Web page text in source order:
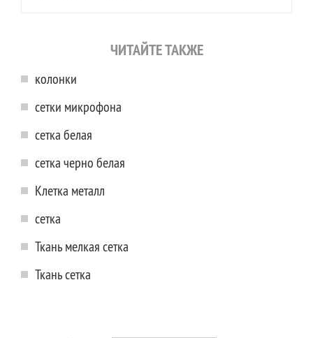
ЧИТАЙТЕ ТАКЖЕ
колонки
сетки микрофона
сетка белая
сетка черно белая
Клетка металл
сетка
Ткань мелкая сетка
Ткань сетка